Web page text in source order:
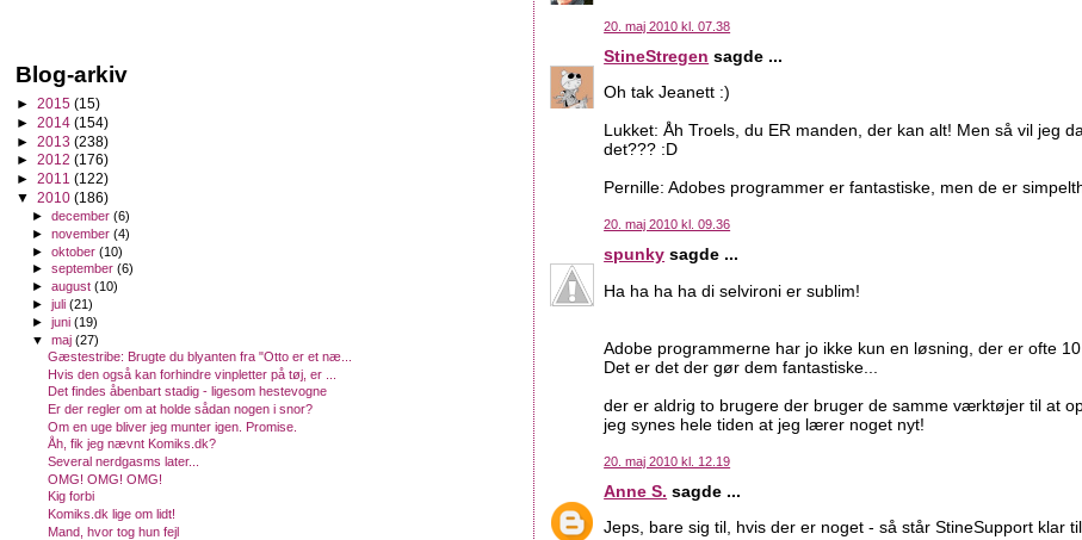
20. maj 2010 kl. 07.38
StineStregen sagde ...
Oh tak Jeanett :)
Lukket: Åh Troels, du ER manden, der kan alt! Men så vil jeg
det??? :D
Pernille: Adobes programmer er fantastiske, men de er
20. maj 2010 kl. 09.36
spunky sagde ...
Ha ha ha ha di selvironi er sublim!
Adobe programmerne har jo ikke kun en løsning, der er ofte
Det er det der gør dem fantastiske...
der er aldrig to brugere der bruger de samme værktøjer til at
jeg synes hele tiden at jeg lærer noget nyt!
20. maj 2010 kl. 12.19
Anne S. sagde ...
Jeps, bare sig til, hvis der er noget - så står StineSupport klar
Blog-arkiv
► 2015 (15)
► 2014 (154)
► 2013 (238)
► 2012 (176)
► 2011 (122)
▼ 2010 (186)
►december(6)
►november(4)
►oktober(10)
►september(6)
►august(10)
►juli(21)
►juni(19)
▼maj(27)
Gæstestribe: Brugte du blyanten fra "Otto er et næ...
Hvis den også kan forhindre vinpletter på tøj, er ...
Det findes åbenbart stadig - ligesom hestevogne
Er der regler om at holde sådan nogen i snor?
Om en uge bliver jeg munter igen. Promise.
Åh, fik jeg nævnt Komiks.dk?
Several nerdgasms later...
OMG! OMG! OMG!
Kig forbi
Komiks.dk lige om lidt!
Mand, hvor tog hun fejl